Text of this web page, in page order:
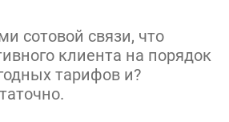
сотовой связи, что
клиента на порядок
тарифов и?